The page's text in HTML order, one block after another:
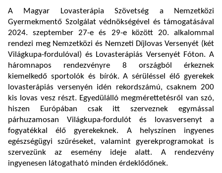
A Magyar Lovasterápia Szövetség a Nemzetközi
Gyermekmentő Szolgálat védnökségével és támogatásával
2024. szeptember 27-e és 29-e között 20. alkalommal
rendezi meg Nemzetközi és Nemzeti Díjlovas Versenyét (két
Világkupa-fordulóval) és Lovasterápiás Versenyét Fóton. A
háromnapos rendezvényre 8 országból érkeznek
kiemelkedő sportolók és bírók. A sérüléssel élő gyerekek
lovasterápiás versenyén idén rekordszámú, csaknem 200
kis lovas vesz részt. Egyedülálló megmérettetésről van szó,
hiszen Európában csak itt szerveznek egymással
párhuzamosan Világkupa-fordulót és lovasversenyt a
fogyatékkal élő gyerekeknek. A helyszínen ingyenes
egészségügyi szűréseket, valamint gyerekprogramokat is
szervezünk az esemény ideje alatt. A rendezvény
ingyenesen látogatható minden érdeklődőnek.